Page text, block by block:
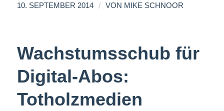
10. SEPTEMBER 2014 / VON MIKE SCHNOOR
Wachstumsschub für
Digital-Abos:
Totholzmedien